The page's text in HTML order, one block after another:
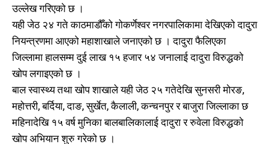
उल्लेख गरिएको छ ।
यही जेठ २४ गते काठमाडौँको गोकर्णेश्वर नगरपालिकामा देखिएको दादुरा
नियन्त्रणमा आएको महाशाखाले जनाएको छ । दादुरा फैलिएका
जिल्लामा हालसम्म दुई लाख १५ हजार ५४ जनालाई दादुरा विरुद्धको
खोप लगाइएको छ ।
बाल स्वास्थ्य तथा खोप शाखाले यही जेठ २५ गतेदेखि सुनसरी मोरङ,
महोत्तरी, बर्दिया, दाङ, सुर्खेत, कैलाली, कन्चनपुर र बाजुरा जिल्लाका छ
महिनादेखि १५ वर्ष मुनिका बालबालिकालाई दादुरा र रुवेला विरुद्धको
खोप अभियान शुरु गरेको छ ।